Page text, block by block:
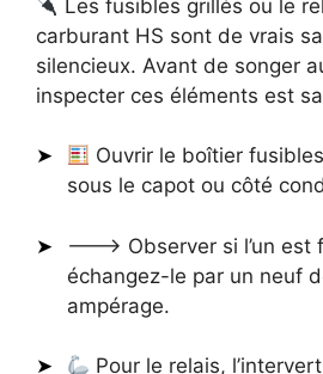
Les fusibles grillés ou le
carburant HS sont de vrais
silencieux. Avant de songer
inspecter ces éléments est
Ouvrir le boîtier
sous le capot ou côté
🡒 Observer si l’un est
échangez-le par un neuf
ampérage.
Pour le relais,